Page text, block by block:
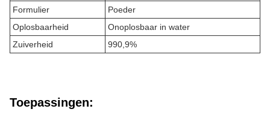
Formulier
Poeder
Oplosbaarheid
Onoplosbaar in water
Zuiverheid
990,9%
Toepassingen: